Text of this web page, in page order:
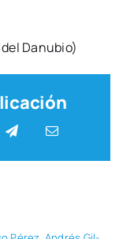
Danu­bio)